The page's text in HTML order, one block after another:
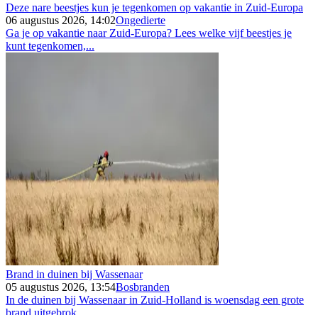
Deze nare beestjes kun je tegenkomen op vakantie in Zuid-Europa
06 augustus 2026, 14:02Ongedierte
Ga je op vakantie naar Zuid-Europa? Lees welke vijf beestjes je
kunt tegenkomen,...
Brand in duinen bij Wassenaar
05 augustus 2026, 13:54Bosbranden
In de duinen bij Wassenaar in Zuid-Holland is woensdag een grote
brand uitgebrok...